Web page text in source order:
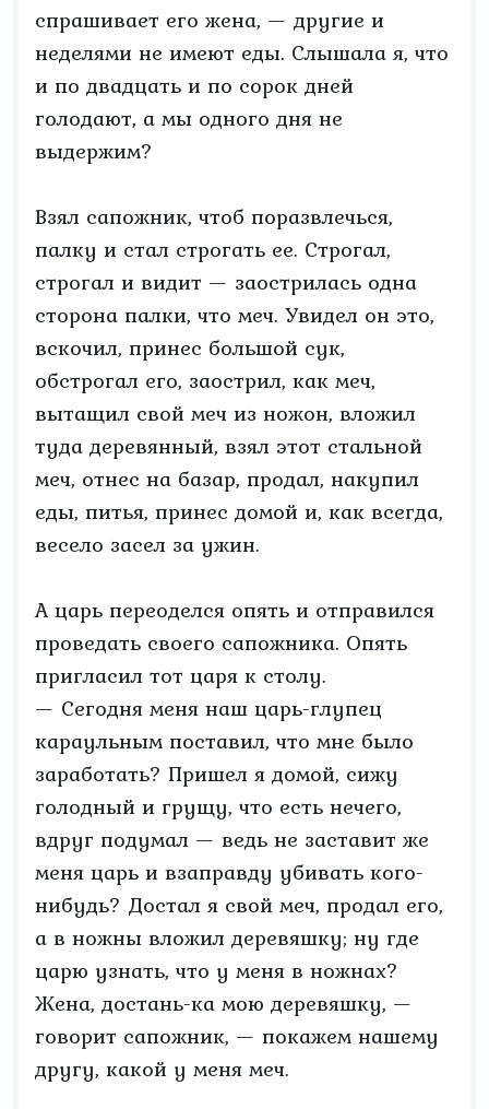
спрашивает его жена, — другие и
неделями не имеют еды. Слышала я, что
и по двадцать и по сорок дней
голодают, а мы одного дня не
выдержим?
Взял сапожник, чтоб поразвлечься,
палку и стал строгать ее. Строгал,
строгал и видит — заострилась одна
сторона палки, что меч. Увидел он это,
вскочил, принес большой сук,
обстрогал его, заострил, как меч,
вытащил свой меч из ножон, вложил
туда деревянный, взял этот стальной
меч, отнес на базар, продал, накупил
еды, питья, принес домой и, как всегда,
весело засел за ужин.
А царь переоделся опять и отправился
проведать своего сапожника. Опять
пригласил тот царя к столу.
— Сегодня меня наш царь-глупец
караульным поставил, что мне было
заработать? Пришел я домой, сижу
голодный и грущу, что есть нечего,
вдруг подумал — ведь не заставит же
меня царь и взаправду убивать кого-
нибудь? Достал я свой меч, продал его,
а в ножны вложил деревяшку; ну где
царю узнать, что у меня в ножнах?
Жена, достань-ка мою деревяшку, —
говорит сапожник, — покажем нашему
другу, какой у меня меч.